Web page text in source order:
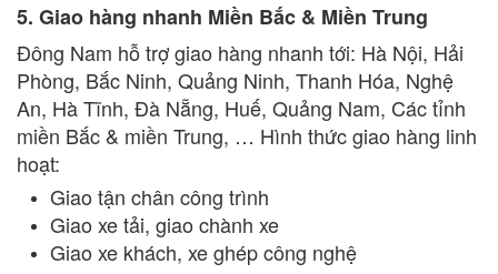
5. Giao hàng nhanh Miền Bắc & Miền Trung
Đông Nam hỗ trợ giao hàng nhanh tới: Hà Nội, Hải
Phòng, Bắc Ninh, Quảng Ninh, Thanh Hóa, Nghệ
An, Hà Tĩnh, Đà Nẵng, Huế, Quảng Nam, Các tỉnh
miền Bắc & miền Trung, … Hình thức giao hàng linh
hoạt:
Giao tận chân công trình
Giao xe tải, giao chành xe
Giao xe khách, xe ghép công nghệ